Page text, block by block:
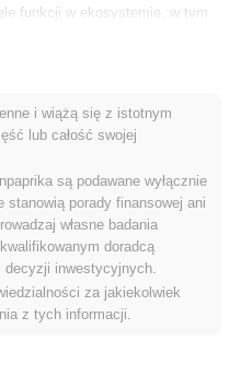
funkcji w ekosystemie, w tym
w procesach decyzyjnych
społecznościowych z
unikalne środowisko, w którym
za swoje interakcje i wkład.
BAOZOU COIN jako
się krajobrazie
BAOZOU COIN?
2021 roku, kiedy zespół
białą księgę, przedstawiając wizję
Projekt uruchomił swoją
i wiążą się z istotnym
lub całość swojej
są podawane wyłącznie
porady finansowej ani
własne badania
doradcą
inwestycyjnych.
za jakiekolwiek
z tych informacji.